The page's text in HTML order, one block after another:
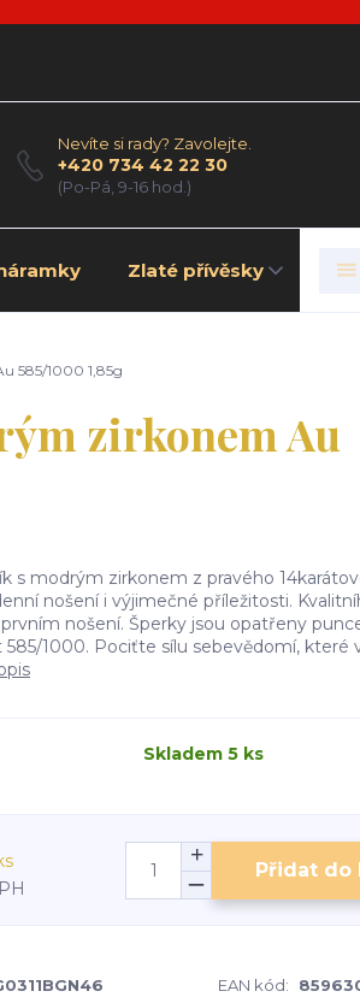
Nevíte si rady? Zavolejte.
+420 734 42 22 30
(Po-Pá, 9-16 hod.)
Zlaté přívěsky
585/1000 1,85g
zirkonem Au
s modrým zirkonem z pravého
nošení i výjimečné příležitosti.
nošení. Šperky jsou opatřeny
1000. Pociťte sílu sebevědomí, které
Skladem 5 ks
Přidat do
EAN kód: